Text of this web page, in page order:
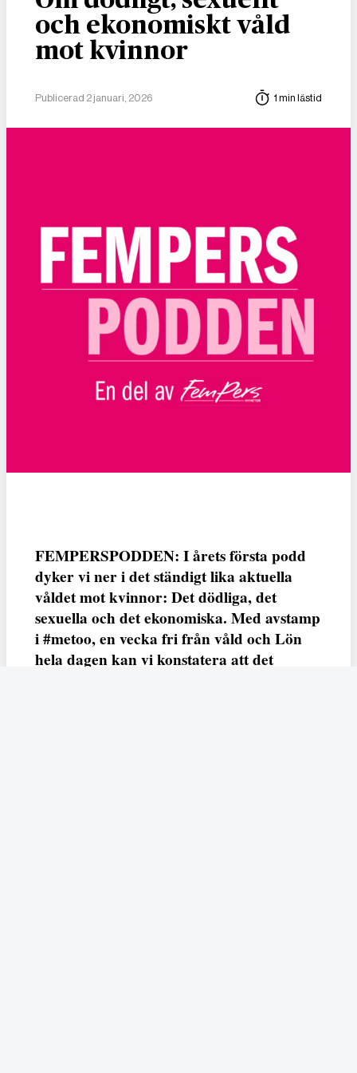
och ekonomiskt våld
mot kvinnor
Publicerad 2 januari, 2026 1 min lästid
FEMPERSPODDEN: I årets första podd
dyker vi ner i det ständigt lika aktuella
våldet mot kvinnor: Det dödliga, det
sexuella och det ekonomiska. Med avstamp
i #metoo, en vecka fri från våld och Lön
hela dagen kan vi konstatera att det